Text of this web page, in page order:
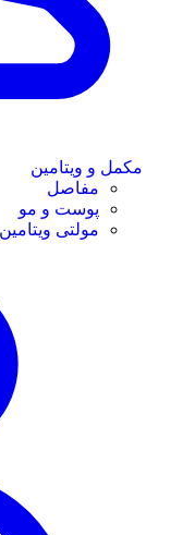
مکمل و ویتامین
مفاصل
پوست و مو
مولتی ویتامین